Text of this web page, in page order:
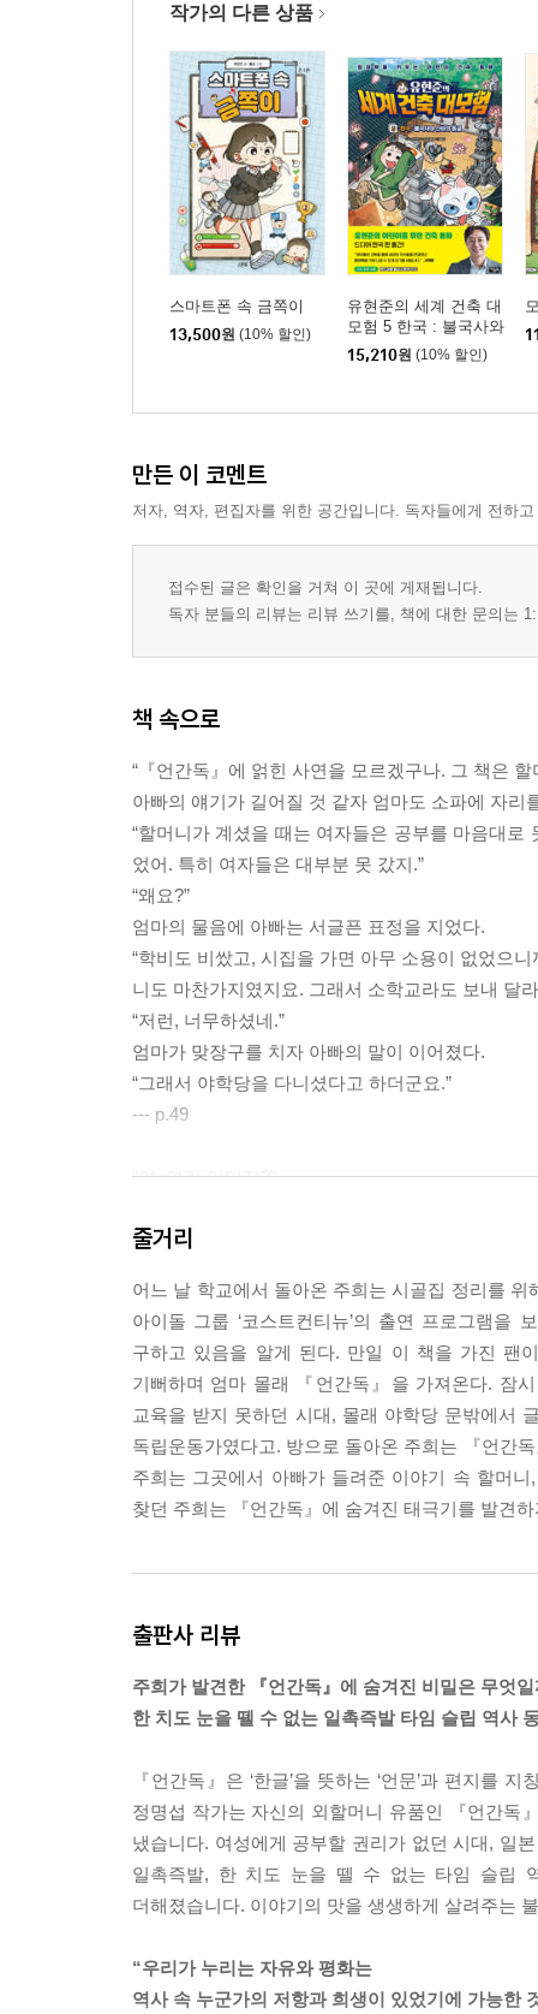
작가의 다른 상품
스마트폰 속 금쪽이
13,500원 (10% 할인)
유현준의 세계 건축 대
모험 5 한국 : 불국사와
신비의 동굴
15,210원 (10% 할인)
만든 이 코멘트
저자, 역자, 편집자를 위한 공간입니다. 독자들에게 전하
접수된 글은 확인을 거쳐 이 곳에 게재됩니다.
독자 분들의 리뷰는 리뷰 쓰기를, 책에 대한 문의는
책 속으로
“『언간독』에 얽힌 사연을 모르겠구나. 그 책은
아빠의 얘기가 길어질 것 같자 엄마도 소파에 자
“할머니가 계셨을 때는 여자들은 공부를 마음대
었어. 특히 여자들은 대부분 못 갔지.”
“왜요?”
엄마의 물음에 아빠는 서글픈 표정을 지었다.
“학비도 비쌌고, 시집을 가면 아무 소용이 없었으
니도 마찬가지였지요. 그래서 소학교라도 보내 달
“저런, 너무하셨네.”
엄마가 맞장구를 치자 아빠의 말이 이어졌다.
“그래서 야학당을 다니셨다고 하더군요.”
--- p.49
“여, 여기 어디지?”
다.
대신 보이는 건 널빤지로 된 벽과 시커먼 색의 천
엄청 낡고 촌스러운 이불이었다. 이불을 걷은 주
을 자던 장소와 입고 있던 옷이 달라져 있다는 걸
“꿈인가?”
어제 오지승 오빠를 만날 수 있다는 생각에 너무
다.
“아얏!”
눈물이 찔끔 날 정도로 아팠던 주희는 저도 모르게
“갓난이한테 너무 뭐라고 하지 마세요. 어린애가 호
“어린애는 무슨 어린애야. 이제 몇 년 후면 시집 갈
빈 사발을 들고 다시 부엌에 들어갔다가 나온 여
방 안에서 대화를 듣던 주희는 여자아이의 이름
“이름이 너무 웃겨.”
그러다가 갓난이라는 이름의 의미를 뒤늦게 깨닫
“증조할머니네.”
그러니까 학교를 가고 싶다고 떼를 쓰는 갓난이
--- p.86~87
줄거리
어느 날 학교에서 돌아온 주희는 시골집 정리를
아이돌 그룹 ‘코스트컨티뉴’의 출연 프로그램
구하고 있음을 알게 된다. 만일 이 책을 가진 팬
기뻐하며 엄마 몰래 『언간독』을 가져온다. 잠
교육을 받지 못하던 시대, 몰래 야학당 문밖에서
독립운동가였다고. 방으로 돌아온 주희는 『언간
주희는 그곳에서 아빠가 들려준 이야기 속 할머
찾던 주희는 『언간독』에 숨겨진 태극기를 발견
출판사 리뷰
주희가 발견한 『언간독』에 숨겨진 비밀은 무엇
한 치도 눈을 뗄 수 없는 일촉즉발 타임 슬립 역사
『언간독』은 ‘한글’을 뜻하는 ‘언문’과 편지를
정명섭 작가는 자신의 외할머니 유품인 『언간독
냈습니다. 여성에게 공부할 권리가 없던 시대, 일
일촉즉발, 한 치도 눈을 뗄 수 없는 타임 슬립
더해졌습니다. 이야기의 맛을 생생하게 살려주는
“우리가 누리는 자유와 평화는
역사 속 누군가의 저항과 희생이 있었기에 가능한